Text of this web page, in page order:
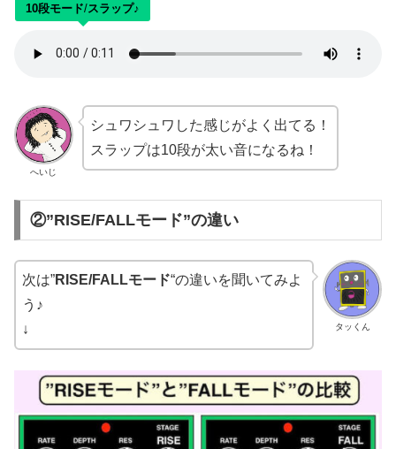
10段モード/スラップ♪
へいじ
シュワシュワした感じがよく出てる！
スラップは10段が太い音になるね！
②”RISE/FALLモード”の違い
タッくん
次は”RISE/FALLモード“の違いを聞いてみよ
う♪
↓